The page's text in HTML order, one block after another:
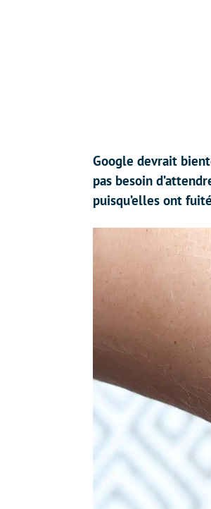
Google devrait
pas besoin
puisqu’elles ont